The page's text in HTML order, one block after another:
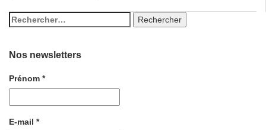
Nos newsletters
Prénom *
E-mail *